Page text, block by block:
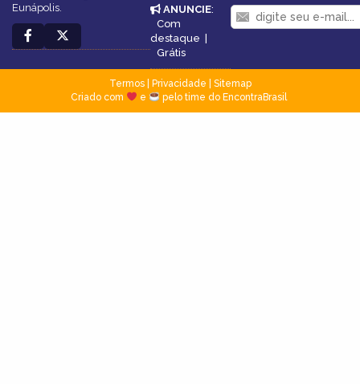
Eunápolis.
ANUNCIE:
Com
destaque
Grátis
Termos| Privacidade
Sitemap
Criado com
e pelo time do EncontraBrasil